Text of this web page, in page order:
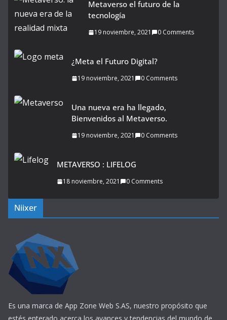
Metaverso el futuro de la
tecnología
19 noviembre, 2021 0 Comments
¿Meta el Futuro Digital?
19 noviembre, 2021 0 Comments
Una nueva era ha llegado,
Bienvenidos al Metaverso.
19 noviembre, 2021 0 Comments
METAVERSO : LIFELOG
18 noviembre, 2021 0 Comments
Niixer
Es una marca de App Zone Web S.AS, nuestro propósito que